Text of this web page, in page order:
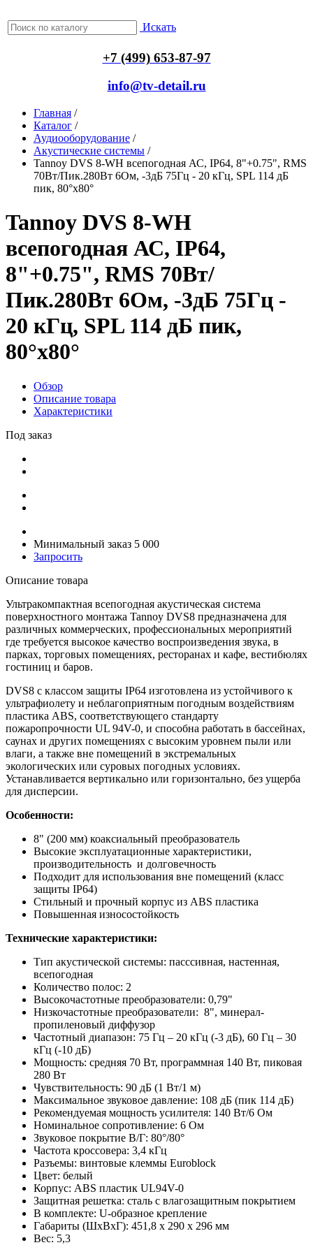
Искать
+7 (499) 653-87-97
info@tv-detail.ru
Главная /
Каталог /
Аудиооборудование /
Акустические системы /
Tannoy DVS 8-WH всепогодная АС, IP64, 8"+0.75", RMS
70Вт/Пик.280Вт 6Ом, -3дБ 75Гц - 20 кГц, SPL 114 дБ
пик, 80°x80°
Tannoy DVS 8-WH
всепогодная АС, IP64,
8"+0.75", RMS 70Вт/
Пик.280Вт 6Ом, -3дБ 75Гц -
20 кГц, SPL 114 дБ пик,
80°x80°
Обзор
Описание товара
Характеристики
Под заказ
Минимальный заказ 5 000
Запросить
Описание товара
Ультракомпактная всепогодная акустическая система
поверхностного монтажа Tannoy DVS8 предназначена для
различных коммерческих, профессиональных мероприятий
где требуется высокое качество воспроизведения звука, в
парках, торговых помещениях, ресторанах и кафе, вестибюлях
гостиниц и баров.
DVS8 с классом защиты IP64 изготовлена из устойчивого к
ультрафиолету и неблагоприятным погодным воздействиям
пластика ABS, соответствующего стандарту
пожаропрочности UL 94V-0, и способна работать в бассейнах,
саунах и других помещениях с высоким уровнем пыли или
влаги, а также вне помещений в экстремальных
экологических или суровых погодных условиях.
Устанавливается вертикально или горизонтально, без ущерба
для дисперсии.
Особенности:
8" (200 мм) коаксиальный преобразователь
Высокие эксплуатационные характеристики,
производительность и долговечность
Подходит для использования вне помещений (класс
защиты IP64)
Стильный и прочный корпус из ABS пластика
Повышенная износостойкость
Технические характеристики:
Тип акустической системы: пасссивная, настенная,
всепогодная
Количество полос: 2
Высокочастотные преобразователи: 0,79"
Низкочастотные преобразователи: 8", минерал-
пропиленовый диффузор
Частотный диапазон: 75 Гц – 20 кГц (-3 дБ), 60 Гц – 30
кГц (-10 дБ)
Мощность: средняя 70 Вт, программная 140 Вт, пиковая
280 Вт
Чувствительность: 90 дБ (1 Вт/1 м)
Максимальное звуковое давление: 108 дБ (пик 114 дБ)
Рекомендуемая мощность усилителя: 140 Вт/6 Ом
Номинальное сопротивление: 6 Ом
Звуковое покрытие В/Г: 80°/80°
Частота кроссовера: 3,4 кГц
Разъемы: винтовые клеммы Euroblock
Цвет: белый
Корпус: ABS пластик UL94V-0
Защитная решетка: сталь с влагозащитным покрытием
В комплекте: U-образное крепление
Габариты (ШхВхГ): 451,8 х 290 х 296 мм
Вес: 5,3